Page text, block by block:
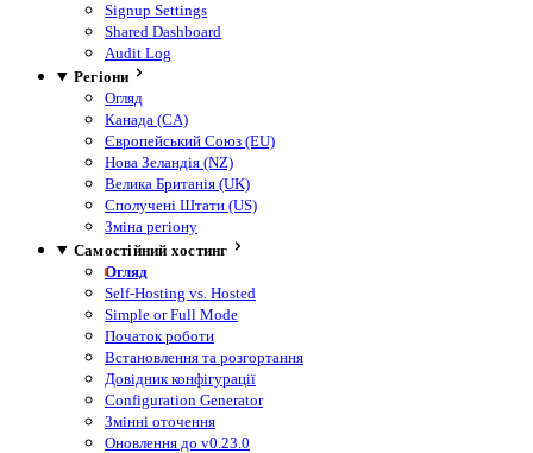
Signup Settings
Shared Dashboard
Audit Log
Регіони
Огляд
Канада (CA)
Європейський Союз (EU)
Нова Зеландія (NZ)
Велика Британія (UK)
Сполучені Штати (US)
Зміна регіону
Самостійний хостинг
Огляд
Self-Hosting vs. Hosted
Simple or Full Mode
Початок роботи
Встановлення та розгортання
Довідник конфігурації
Configuration Generator
Змінні оточення
Оновлення до v0.23.0